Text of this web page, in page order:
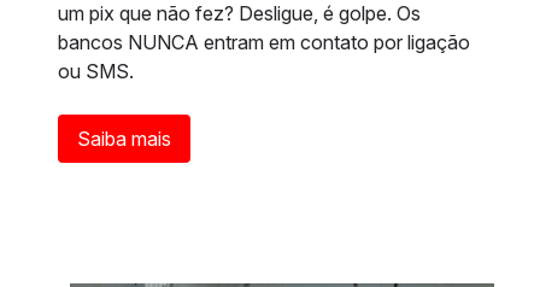
um pix que não fez? Desligue, é golpe. Os
bancos NUNCA entram em contato por ligação
ou SMS.
Saiba mais